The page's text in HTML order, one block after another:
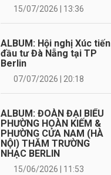
15/07/2026 | 13:36
ALBUM: Hội nghị Xúc tiến
đầu tư Đà Nẵng tại TP
Berlin
07/07/2026 | 20:18
ALBUM: ĐOÀN ĐẠI BIỂU
PHƯỜNG HOÀN KIẾM &
PHƯỜNG CỬA NAM (HÀ
NỘI) THĂM TRƯỜNG
NHẠC BERLIN
15/06/2026 | 11:53